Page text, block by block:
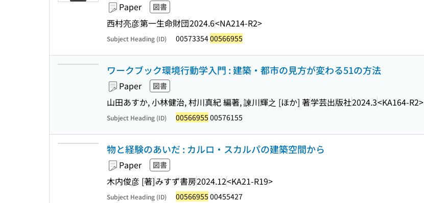
Paper 図書
西村亮彦第一生命財団2024.6<NA214-R2>
Subject Heading (ID) 0057335400566955
ワークブック環境行動学入門 : 建築・都市の見方が変わる51の方法
Paper 図書
山田あすか, 小林健治, 村川真紀 編著, 諫川輝之 [ほか] 著学芸出版社2024.3<KA164-R2>
Subject Heading (ID) 00566955 00576155
物と経験のあいだ : カルロ・スカルパの建築空間から
Paper 図書
木内俊彦 [著]みすず書房2024.12<KA21-R19>
Subject Heading (ID) 00566955 00455427